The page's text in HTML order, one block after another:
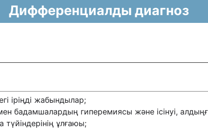
Дифференциалды диагноз
іріңді жабындылар;
бадамшалардың гиперемиясы жəне ісінуі,
ұлғаюы;